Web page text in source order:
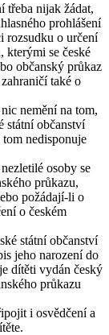
třeba nijak žádat,
prohlášení
rozsudku o určení
kterými se české
občanský průkaz
také o
nemění na tom,
státní občanství
nedisponuje
osoby se
průkazu,
požádají-li o
o českém
státní občanství
jeho narození do
dítěti vydán český
průkazu
i osvědčení a